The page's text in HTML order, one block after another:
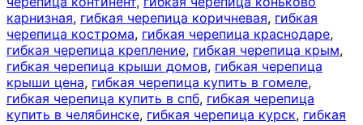
карнизная, гибкая черепица коричневая, гибкая
черепица кострома, гибкая черепица краснодаре,
гибкая черепица крепление, гибкая черепица крым,
гибкая черепица крыши домов, гибкая черепица
крыши цена, гибкая черепица купить в гомеле,
гибкая черепица купить в спб, гибкая черепица
купить в челябинске, гибкая черепица курск, гибкая